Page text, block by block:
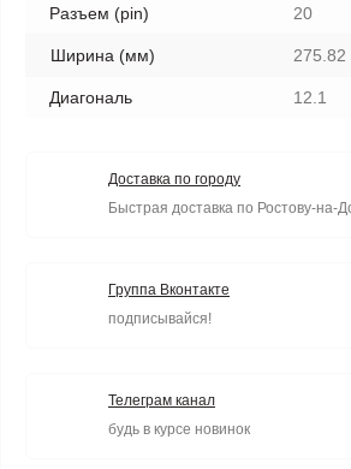
Разъем (pin) 20
Ширина (мм) 275.82
Диагональ 12.1
Доставка по городу
Быстрая доставка по Ростову-на-
Группа Вконтакте
подписывайся!
Телеграм канал
будь в курсе новинок